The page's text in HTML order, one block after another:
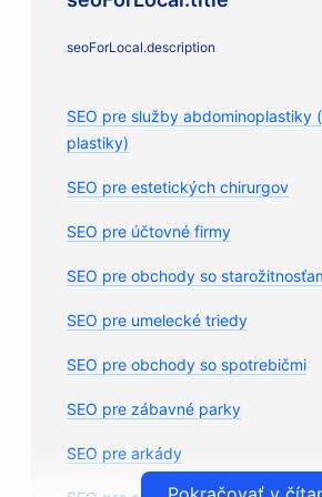
seoForLocal.description
SEO pre služby abdominoplastiky
plastiky)
SEO pre estetických chirurgov
SEO pre účtovné firmy
SEO pre obchody so
SEO pre umelecké triedy
SEO pre obchody so spotrebičmi
SEO pre zábavné parky
SEO pre arkády